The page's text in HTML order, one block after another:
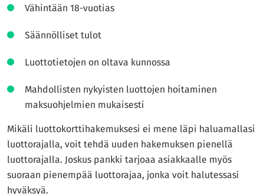
Vähintään 18-vuotias
Säännölliset tulot
Luottotietojen on oltava kunnossa
Mahdollisten nykyisten luottojen hoitaminen
maksuohjelmien mukaisesti
Mikäli luottokorttihakemuksesi ei mene läpi haluamallasi
luottorajalla, voit tehdä uuden hakemuksen pienellä
luottorajalla. Joskus pankki tarjoaa asiakkaalle myös
suoraan pienempää luottorajaa, jonka voit halutessasi
hyväksyä.